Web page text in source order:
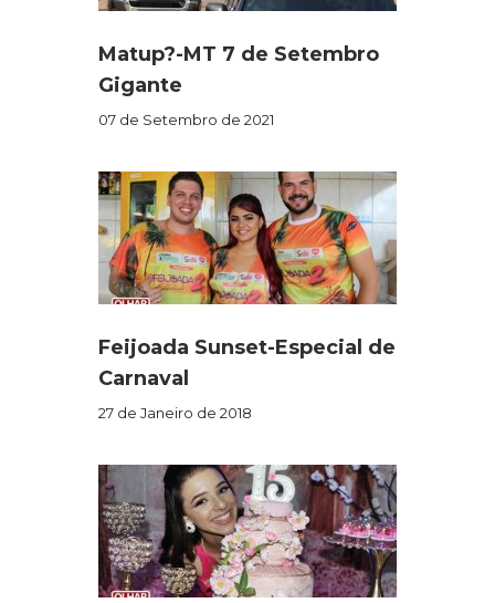
Matup?-MT 7 de Setembro
Gigante
07 de Setembro de 2021
Feijoada Sunset-Especial de
Carnaval
27 de Janeiro de 2018